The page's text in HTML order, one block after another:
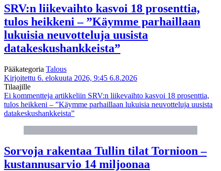
SRV:n liikevaihto kasvoi 18 prosenttia,
tulos heikkeni – ”Käymme parhaillaan
lukuisia neuvotteluja uusista
datakeskushankkeista”
Pääkategoria Talous
Kirjoitettu 6. elokuuta 2026, 9:45 6.8.2026
Tilaajille
Ei kommentteja artikkeliin SRV:n liikevaihto kasvoi 18 prosenttia,
tulos heikkeni – ”Käymme parhaillaan lukuisia neuvotteluja uusista
datakeskushankkeista”
Sorvoja rakentaa Tullin tilat Tornioon –
kustannusarvio 14 miljoonaa